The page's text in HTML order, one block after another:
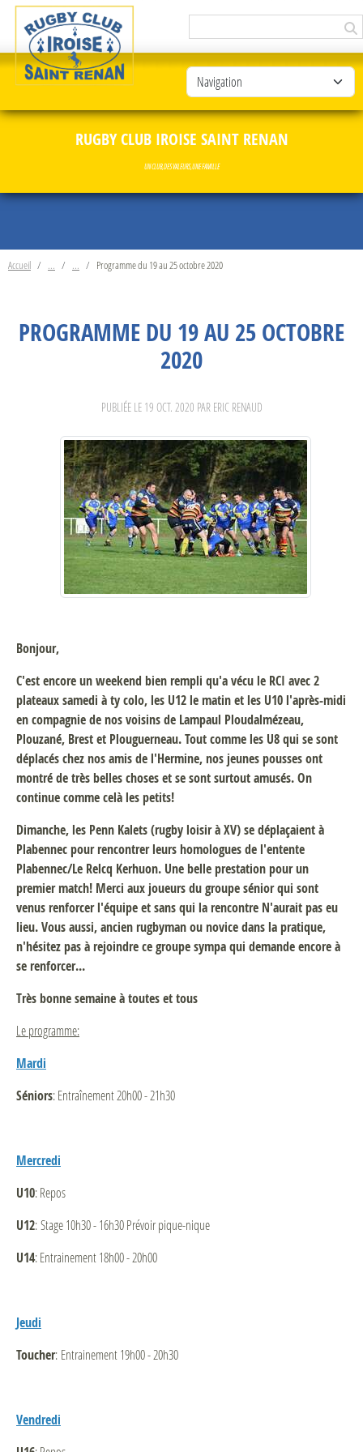
RUGBY CLUB IROISE SAINT RENAN
UN CLUB, DES VALEURS, UNE FAMILLE
Accueil Programme du 19 au 25 octobre 2020
PROGRAMME DU 19 AU 25 OCTOBRE
2020
PUBLIÉE LE 19 OCT. 2020 PAR ERIC RENAUD
Bonjour,
C'est encore un weekend bien rempli qu'a vécu le RCI avec 2
plateaux samedi à ty colo, les U12 le matin et les U10 l'après-midi
en compagnie de nos voisins de Lampaul Ploudalmézeau,
Plouzané, Brest et Plouguerneau. Tout comme les U8 qui se sont
déplacés chez nos amis de l'Hermine, nos jeunes pousses ont
montré de très belles choses et se sont surtout amusés. On
continue comme celà les petits!
Dimanche, les Penn Kalets (rugby loisir à XV) se déplaçaient à
Plabennec pour rencontrer leurs homologues de l'entente
Plabennec/Le Relcq Kerhuon. Une belle prestation pour un
premier match! Merci aux joueurs du groupe sénior qui sont
venus renforcer l'équipe et sans qui la rencontre N'aurait pas eu
lieu. Vous aussi, ancien rugbyman ou novice dans la pratique,
n'hésitez pas à rejoindre ce groupe sympa qui demande encore à
se renforcer...
Très bonne semaine à toutes et tous
Le programme:
Mardi
Séniors: Entraînement 20h00 - 21h30
Mercredi
U10: Repos
U12: Stage 10h30 - 16h30 Prévoir pique-nique
U14: Entrainement 18h00 - 20h00
Jeudi
Toucher: Entrainement 19h00 - 20h30
Vendredi
Panneau de gestion des cookies